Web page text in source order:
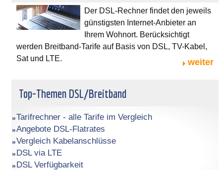
Der DSL-Rechner findet den jeweils
günstigsten Internet-Anbieter an
Ihrem Wohnort. Berücksichtigt
werden Breitband-Tarife auf Basis von DSL, TV-Kabel,
Sat und LTE.
weiter
Top-Themen DSL/Breitband
Tarifrechner - alle Tarife im Vergleich
Angebote DSL-Flatrates
Vergleich Kabelanschlüsse
DSL via LTE
DSL Verfügbarkeit